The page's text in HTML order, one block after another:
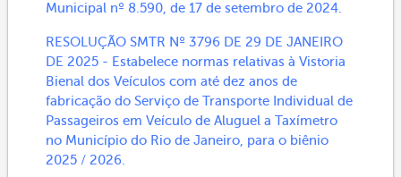
Municipal nº 8.590, de 17 de setembro de 2024.
RESOLUÇÃO SMTR Nº 3796 DE 29 DE JANEIRO
DE 2025 - Estabelece normas relativas à Vistoria
Bienal dos Veículos com até dez anos de
fabricação do Serviço de Transporte Individual de
Passageiros em Veículo de Aluguel a Taxímetro
no Município do Rio de Janeiro, para o biênio
2025 / 2026.